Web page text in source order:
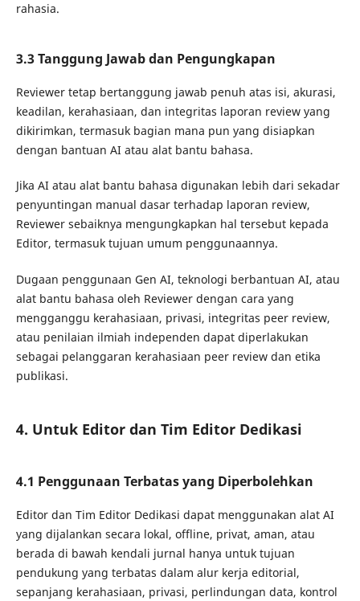
rahasia.
3.3 Tanggung Jawab dan Pengungkapan
Reviewer tetap bertanggung jawab penuh atas isi, akurasi,
keadilan, kerahasiaan, dan integritas laporan review yang
dikirimkan, termasuk bagian mana pun yang disiapkan
dengan bantuan AI atau alat bantu bahasa.
Jika AI atau alat bantu bahasa digunakan lebih dari sekadar
penyuntingan manual dasar terhadap laporan review,
Reviewer sebaiknya mengungkapkan hal tersebut kepada
Editor, termasuk tujuan umum penggunaannya.
Dugaan penggunaan Gen AI, teknologi berbantuan AI, atau
alat bantu bahasa oleh Reviewer dengan cara yang
mengganggu kerahasiaan, privasi, integritas peer review,
atau penilaian ilmiah independen dapat diperlakukan
sebagai pelanggaran kerahasiaan peer review dan etika
publikasi.
4. Untuk Editor dan Tim Editor Dedikasi
4.1 Penggunaan Terbatas yang Diperbolehkan
Editor dan Tim Editor Dedikasi dapat menggunakan alat AI
yang dijalankan secara lokal, offline, privat, aman, atau
berada di bawah kendali jurnal hanya untuk tujuan
pendukung yang terbatas dalam alur kerja editorial,
sepanjang kerahasiaan, privasi, perlindungan data, kontrol